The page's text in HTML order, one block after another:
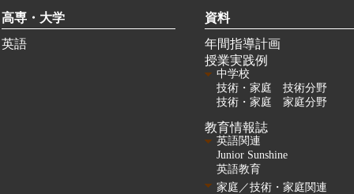
高専・大学
英語
資料
年間指導計画
授業実践例
中学校
技術・家庭 技術分野
技術・家庭 家庭分野
教育情報誌
英語関連
Junior Sunshine
英語教育
家庭／技術・家庭関連